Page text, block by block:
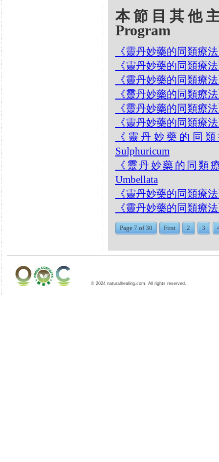
本節目其他
Program
《靈丹妙藥的同類療
《靈丹妙藥的同類療
《靈丹妙藥的同類療
《靈丹妙藥的同類療
《靈丹妙藥的同類療
《靈丹妙藥的同類療
《靈丹妙藥的同
Sulphuricum
《靈丹妙藥的同類
Umbellata
《靈丹妙藥的同類療
《靈丹妙藥的同類療
Page 7 of 30 First 2 3
© 2024 naturalhealing.com. All rights reserved.